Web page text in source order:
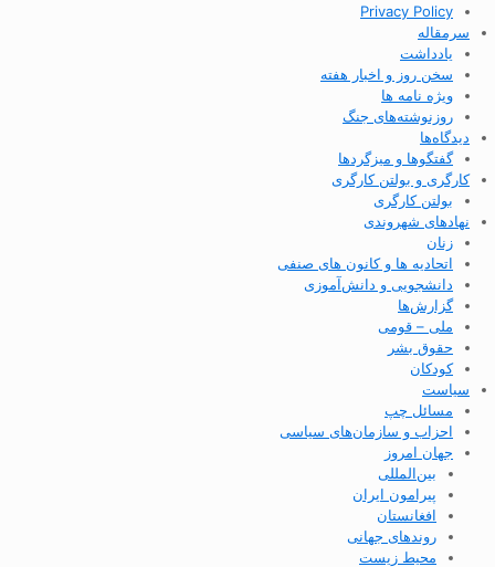
Privacy Policy
سرمقاله
یادداشت
سخن روز و اخبار هفته
ویژه نامه ها
روزنوشته‌های جنگ
دیدگاه‌ها
گفتگوها و میزگردها
کارگری و بولتن کارگری
بولتن کارگری
نهادهای شهروندی
زنان
اتحادیه ها و کانون های صنفی
دانشجویی و دانش‌آموزی
گزارش‌ها
ملی – قومی
حقوق بشر
کودکان
سیاست
مسائل چپ
احزاب و سازمان‌های سیاسی
جهان امروز
بین‌المللی
پیرامون ایران
افغانستان
روندهای جهانی
محیط زیست